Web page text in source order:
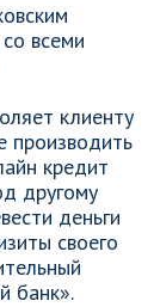
всеми
клиенту
производить
кредит
другому
деньги
своего
банк».